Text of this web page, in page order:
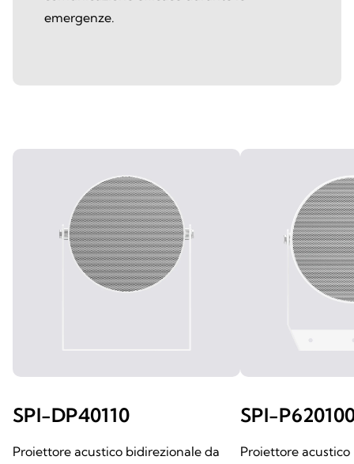
emergenze.
SPI-DP40110
Proiettore acustico bidirezionale da
SPI-
Proiettore acustico